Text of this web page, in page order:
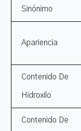
Sinónimo
Apariencia
Contenido De
Hidroxilo
Contenido De